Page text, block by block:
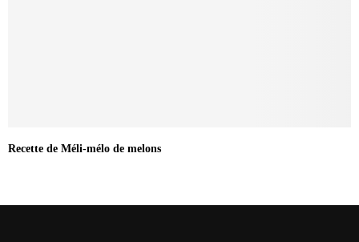
Recette de Méli-mélo de melons